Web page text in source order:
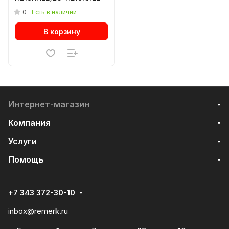
0 Есть в наличии
В корзину
Интернет-магазин
Компания
Услуги
Помощь
+7 343 372-30-10
inbox@remerk.ru